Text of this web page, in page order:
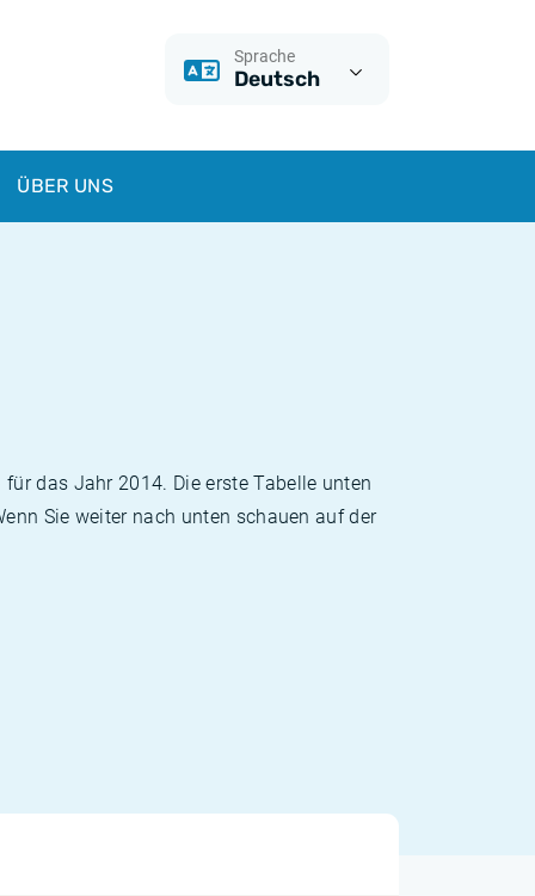
Sprache
Deutsch
ÜBER UNS
das Jahr 2014. Die erste Tabelle unten
Sie weiter nach unten schauen auf der